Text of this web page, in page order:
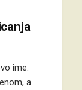
ime:
a